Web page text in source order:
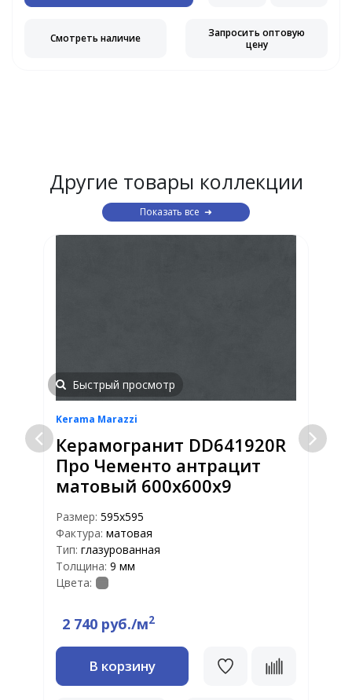
Смотреть наличие
Запросить оптовую
цену
Другие товары коллекции
Показать все
Быстрый просмотр
Kerama Marazzi
Керамогранит DD641920R
Про Чементо антрацит
матовый 600х600х9
Размер: 595x595
Фактура: матовая
Тип: глазурованная
Толщина: 9 мм
Цвета:
2 740 руб./м2
В корзину